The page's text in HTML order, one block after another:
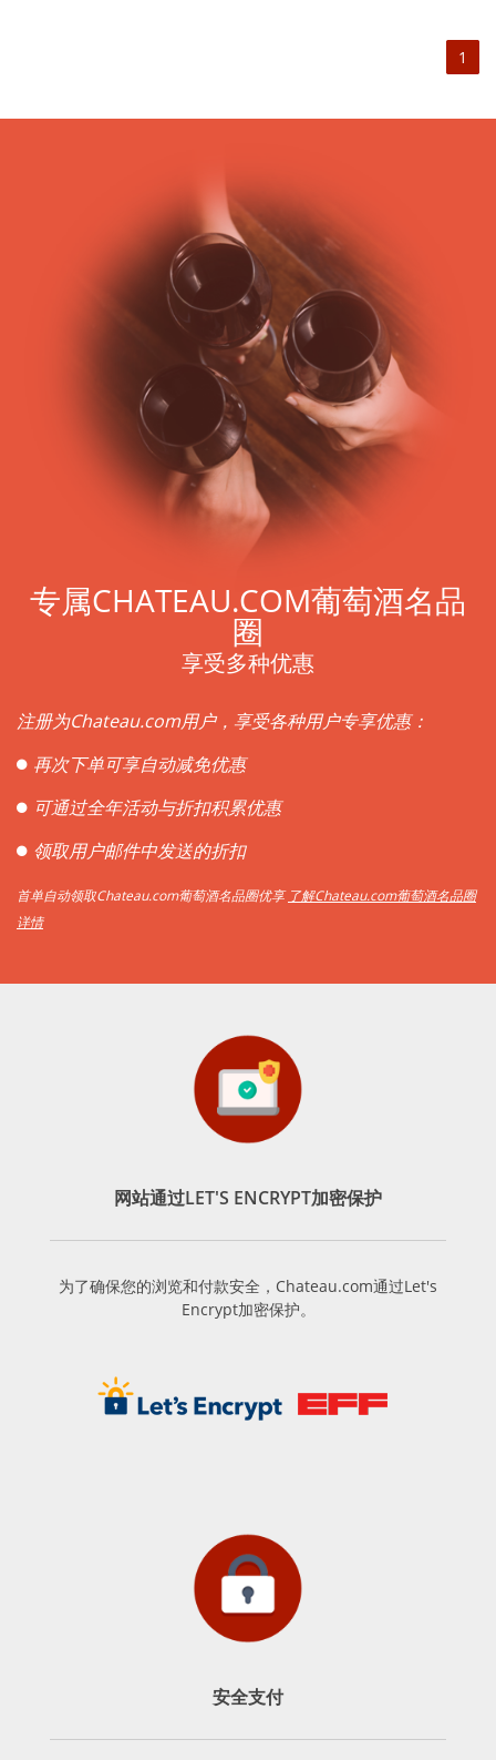
1
专属CHATEAU.COM葡萄酒名品
圈
享受多种优惠
注册为Chateau.com用户，享受各种用户专享优惠：
再次下单可享自动减免优惠
可通过全年活动与折扣积累优惠
领取用户邮件中发送的折扣
首单自动领取Chateau.com葡萄酒名品圈优享 了解Chateau.com葡萄酒名品圈
详情
网站通过LET'S ENCRYPT加密保护
为了确保您的浏览和付款安全，Chateau.com通过Let's
Encrypt加密保护。
安全支付